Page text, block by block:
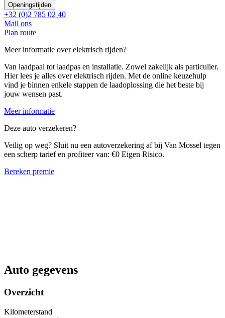
Openingstijden
+32 (0)2 785 02 40
Mail ons
Plan route
Meer informatie over elektrisch rijden?
Van laadpaal tot laadpas en installatie. Zowel zakelijk als particulier.
Hier lees je alles over elektrisch rijden. Met de online keuzehulp
vind je binnen enkele stappen de laadoplossing die het beste bij
jouw wensen past.
Meer informatie
Deze auto verzekeren?
Veilig op weg? Sluit nu een autoverzekering af bij Van Mossel tegen
een scherp tarief en profiteer van: €0 Eigen Risico.
Bereken premie
Auto gegevens
Overzicht
Kilometerstand